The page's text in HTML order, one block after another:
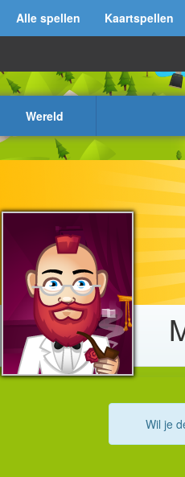
Alle spellen Kaartspellen
Wereld
Wil je